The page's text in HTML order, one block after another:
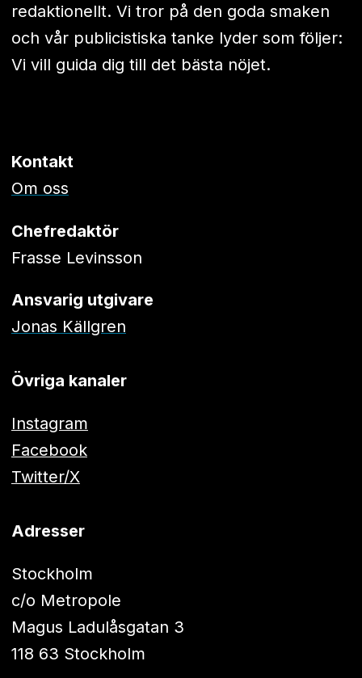
redaktionellt. Vi tror på den goda smaken
och vår publicistiska tanke lyder som följer:
Vi vill guida dig till det bästa nöjet.
Kontakt
Om oss
Chefredaktör
Frasse Levinsson
Ansvarig utgivare
Jonas Källgren
Övriga kanaler
Instagram
Facebook
Twitter/X
Adresser
Stockholm
c/o Metropole
Magus Ladulåsgatan 3
118 63 Stockholm